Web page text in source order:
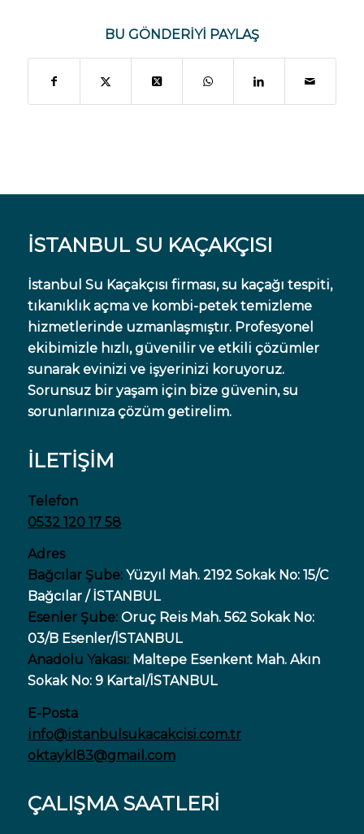
BU GÖNDERIYI PAYLAŞ
İSTANBUL SU KAÇAKÇISI
İstanbul Su Kaçakçısı firması, su kaçağı tespiti,
tıkanıklık açma ve kombi-petek temizleme
hizmetlerinde uzmanlaşmıştır. Profesyonel
ekibimizle hızlı, güvenilir ve etkili çözümler
sunarak evinizi ve işyerinizi koruyoruz.
Sorunsuz bir yaşam için bize güvenin, su
sorunlarınıza çözüm getirelim.
İLETİŞİM
Telefon
0532 120 17 58
Adres
Bağcılar Şube: Yüzyıl Mah. 2192 Sokak No: 15/C
Bağcılar / İSTANBUL
Esenler Şube: Oruç Reis Mah. 562 Sokak No:
03/B Esenler/İSTANBUL
Anadolu Yakası: Maltepe Esenkent Mah. Akın
Sokak No: 9 Kartal/İSTANBUL
E-Posta
info@istanbulsukacakcisi.com.tr
oktaykl83@gmail.com
ÇALIŞMA SAATLERİ